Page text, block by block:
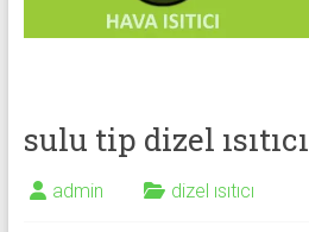
sulu tip dizel ısıtıcı
admin dizel ısıtıcı